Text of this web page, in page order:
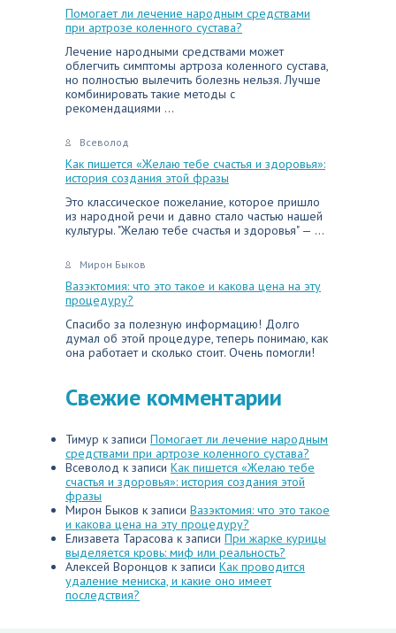
Помогает ли лечение народным средствами
при артрозе коленного сустава?
Лечение народными средствами может
облегчить симптомы артроза коленного сустава,
но полностью вылечить болезнь нельзя. Лучше
комбинировать такие методы с
рекомендациями ...
Всеволод
Как пишется «Желаю тебе счастья и здоровья»:
история создания этой фразы
Это классическое пожелание, которое пришло
из народной речи и давно стало частью нашей
культуры. "Желаю тебе счастья и здоровья" — ...
Мирон Быков
Вазэктомия: что это такое и какова цена на эту
процедуру?
Спасибо за полезную информацию! Долго
думал об этой процедуре, теперь понимаю, как
она работает и сколько стоит. Очень помогли!
Свежие комментарии
Тимур к записи Помогает ли лечение народным
средствами при артрозе коленного сустава?
Всеволод к записи Как пишется «Желаю тебе
счастья и здоровья»: история создания этой
фразы
Мирон Быков к записи Вазэктомия: что это такое
и какова цена на эту процедуру?
Елизавета Тарасова к записи При жарке курицы
выделяется кровь: миф или реальность?
Алексей Воронцов к записи Как проводится
удаление мениска, и какие оно имеет
последствия?